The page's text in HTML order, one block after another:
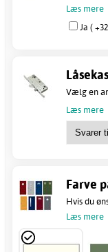
Læs mere
Ja (
Vælg en
Læs mere
Farve
Hvis du
Læs mere